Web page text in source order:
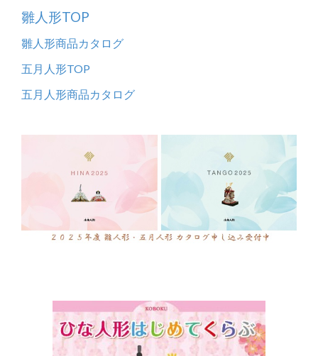
雛人形TOP
雛人形商品カタログ
五月人形TOP
五月人形商品カタログ